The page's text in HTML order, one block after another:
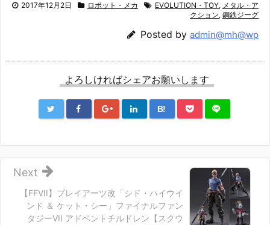
2017年12月2日 ロボット・メカ EVOLUTION・TOY, メタル・ア
クション, 鋼鉄ジーグ
Posted by admin@mh@wp
よろしければシェアお願いします
B!
【FFVII】プレイアーツ改「シド・ハイウイ
ンド ＆ ケット・シー」ファイナルファン
タジーVII アドベントチルドレン【スクウ
Next